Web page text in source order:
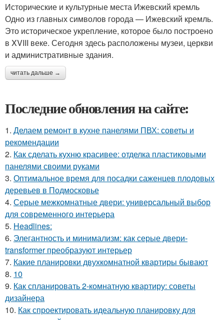
Исторические и культурные места Ижевский кремль
Одно из главных символов города — Ижевский кремль.
Это историческое укрепление, которое было построено
в XVIII веке. Сегодня здесь расположены музеи, церкви
и административные здания.
читать дальше →
Последние обновления на сайте:
1. Делаем ремонт в кухне панелями ПВХ: советы и
рекомендации
2. Как сделать кухню красивее: отделка пластиковыми
панелями своими руками
3. Оптимальное время для посадки саженцев плодовых
деревьев в Подмосковье
4. Серые межкомнатные двери: универсальный выбор
для современного интерьера
5. Headlines:
6. Элегантность и минимализм: как серые двери-
transformer преобразуют интерьер
7. Какие планировки двухкомнатной квартиры бывают
8. 10
9. Как спланировать 2-комнатную квартиру: советы
дизайнера
10. Как спроектировать идеальную планировку для